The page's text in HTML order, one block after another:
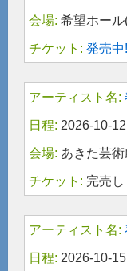
希望ホー
発売中!
2026-10-12
あきた芸
完売
2026-10-15